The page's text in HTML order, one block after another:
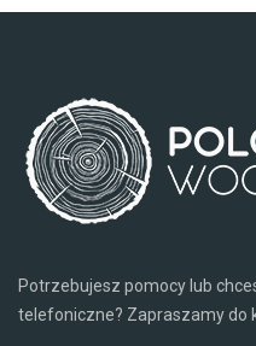
Potrzebujesz pomocy lub
telefoniczne? Zapraszamy do